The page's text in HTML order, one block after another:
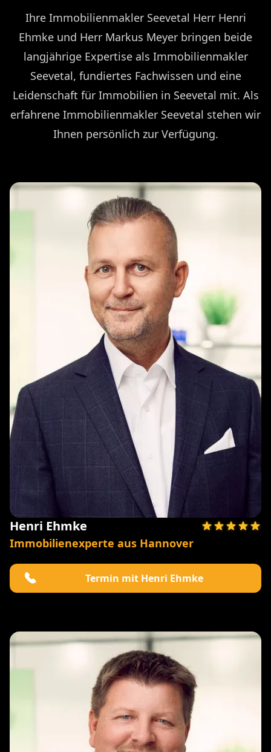
Ihre Immobilienmakler Seevetal Herr Henri
Ehmke und Herr Markus Meyer bringen beide
langjährige Expertise als Immobilienmakler
Seevetal, fundiertes Fachwissen und eine
Leidenschaft für Immobilien in Seevetal mit. Als
erfahrene Immobilienmakler Seevetal stehen wir
Ihnen persönlich zur Verfügung.
Henri Ehmke
Immobilienexperte aus Hannover
Termin mit Henri Ehmke